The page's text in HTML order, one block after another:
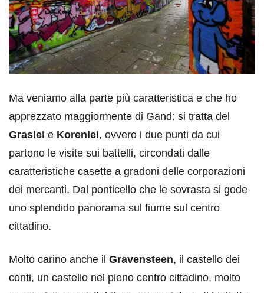
Ma veniamo alla parte più caratteristica e che ho
apprezzato maggiormente di Gand: si tratta del
Graslei e Korenlei, ovvero i due punti da cui
partono le visite sui battelli, circondati dalle
caratteristiche casette a gradoni delle corporazioni
dei mercanti. Dal ponticello che le sovrasta si gode
uno splendido panorama sul fiume sul centro
cittadino.
Molto carino anche il Gravensteen, il castello dei
conti, un castello nel pieno centro cittadino, molto